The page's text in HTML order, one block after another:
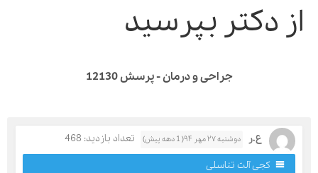
دکتر بپرسید
جراحی و درمان - پرسش 12130
ع.ر دوشنبه ۲۷ مهر ۹۴( 1 دهه پیش)
تعداد بازدید: 468
کجی آلت تناسلی